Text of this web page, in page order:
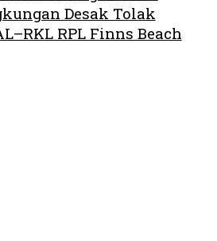
Desak Tolak
RPL Finns Beach